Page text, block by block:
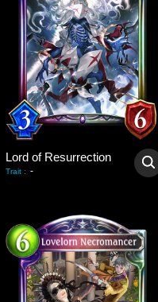
Lord of Resurrection
Trait : -